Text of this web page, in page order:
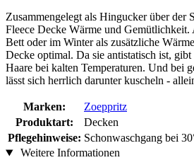
Zusammengelegt als Hingucker über der
Fleece Decke Wärme und Gemütlichkeit.
Bett oder im Winter als zusätzliche
Decke optimal. Da sie antistatisch ist,
Haare bei kalten Temperaturen. Und bei
lässt sich herrlich darunter kuscheln -
Marken:
Zoeppritz
Produktart:
Decken
Pflegehinweise: Schonwaschgang bei
Weitere Informationen